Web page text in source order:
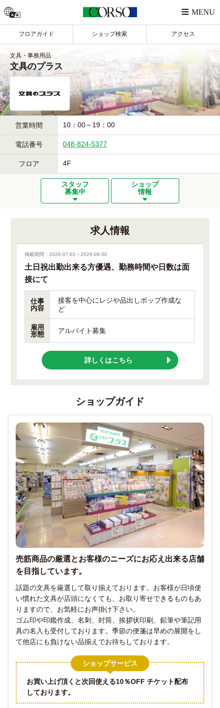
フロアガイド ショップ検索 アクセス
文具・事務用品
文具のプラス
営業時間 10：00～19：00
電話番号 048-824-5377
フロア 4F
スタッフ
募集中
ショップ
情報
求人情報
掲載期間：2026-07-01～2026-08-30
土日祝出勤出来る方優遇、勤務時間や日数は面
接にて
仕事
内容
接客を中心にレジや品出しポップ作成な
ど
雇用
形態
アルバイト募集
詳しくはこちら
ショップガイド
売筋商品の厳選とお客様のニーズにお応え出来る店舗
を目指しています。
話題の文具を厳選して取り揃えております。お客様が日頃使
い慣れた文具が店頭になくても、お取り寄せできるものもあ
りますので、お気軽にお声掛け下さい。
ゴム印や印鑑作成、名刺、封筒、挨拶状印刷、鉛筆や筆記用
具の名入も受付しております。季節の便箋は早めの展開をし
て他店にも負けない品揃えでお待ちしております。
ショップサービス
お買い上げ頂くと次回使える10％OFF チケット配布
しております。